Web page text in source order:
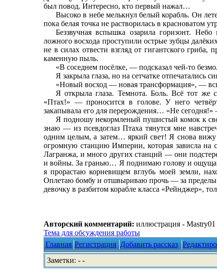
был повод. Интересно, кто первый нажал…
Высоко в небе мелькнул белый корабль. Он
пока белая точка не растворилась в красноватом
Беззвучная вспышка озарила горизонт.
ложного восхода проступили острые зубцы
не в силах отвести взгляд от гигантского гриба,
каменную пыль.
«В соседнем посёлке, — подсказал чей-то
Я закрыла глаза, но на сетчатке
«Новый восход — новая трансформация», —
Я открыла глаза. Темнота. Боль. Всё тот
«Птах!» — проносится в голове. У него
закапывала его для перерождения… «Не
Я подношу некормленый пушистый комок к
знаю — из псевдоглаз Птаха тянутся мне
одним целым, а затем… яркий свет! Я снова
огромную станцию Империи, которая зависла
Лагранжа, и много других станций — они
и войны. За гранью… Я поднимаю голову и
я прорастаю корневищем вглубь моей земли,
Оплетаю бомбу и отшвыриваю прочь — за
девочку в разбитом корабле класса «Рейнджер»,
Авторский комментарий: иллюстрация - Mastry01
Тема для обсуждения работы
Главная Регистрация Добавить рассказ
Заметки: - -